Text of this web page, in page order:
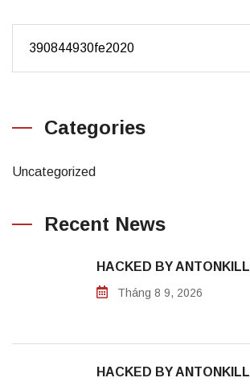
Categories
Uncategorized
Recent News
HACKED BY ANTONKILL
Tháng 8 9, 2026
HACKED BY ANTONKILL